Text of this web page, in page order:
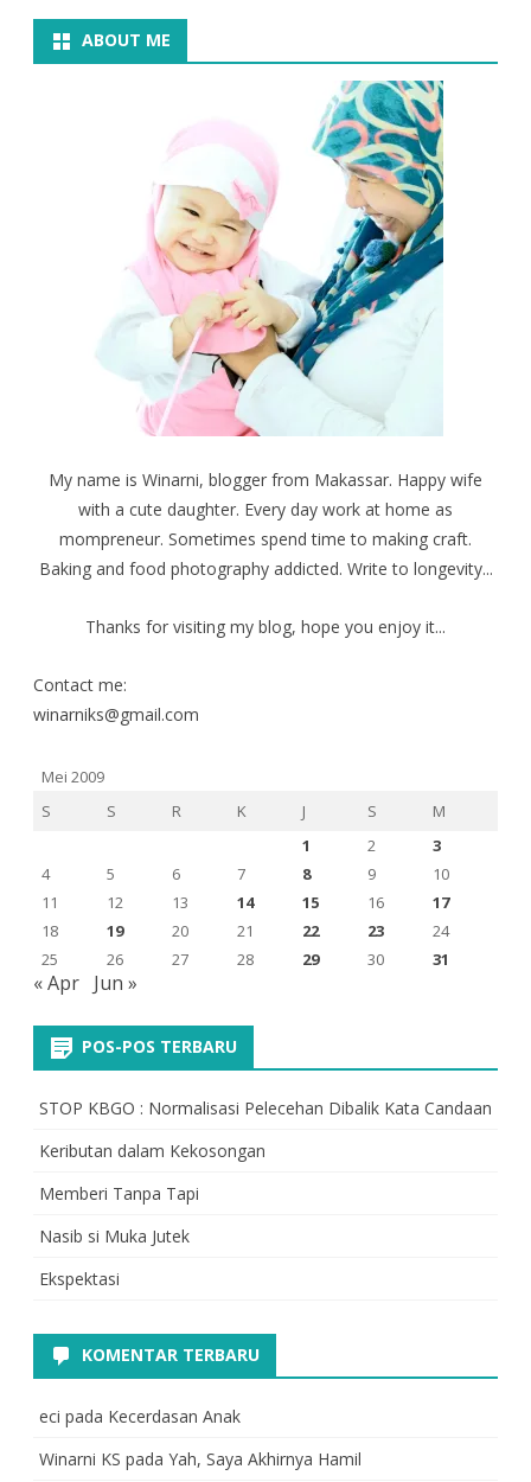
ABOUT ME
My name is Winarni, blogger from Makassar. Happy wife
with a cute daughter. Every day work at home as
mompreneur. Sometimes spend time to making craft.
Baking and food photography addicted. Write to longevity...
Thanks for visiting my blog, hope you enjoy it...
Contact me:
winarniks@gmail.com
Mei 2009
S
S R K J S
M
1
2
3
4
5 6 7 8 9
10
11
12 13 14 15 16
17
18
19 20 21 22 23
24
25
26 27 28 29 30 31
« Apr Jun »
POS-POS TERBARU
STOP KBGO : Normalisasi Pelecehan Dibalik Kata Candaan
Keributan dalam Kekosongan
Memberi Tanpa Tapi
Nasib si Muka Jutek
Ekspektasi
KOMENTAR TERBARU
eci pada Kecerdasan Anak
Winarni KS pada Yah, Saya Akhirnya Hamil